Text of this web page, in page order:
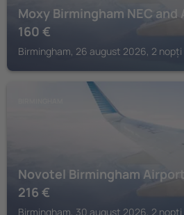
Moxy Birmingham NEC and
160 €
Birmingham, 26 august 2026, 2 nopți
Novotel Birmingham Airport
216 €
Birmingham, 30 august 2026, 2 nopți